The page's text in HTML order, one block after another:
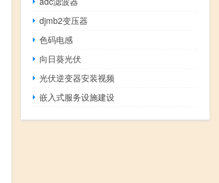
djmb2变压器
色码电感
向日葵光伏
光伏逆变器安装视频
嵌入式服务设施建设